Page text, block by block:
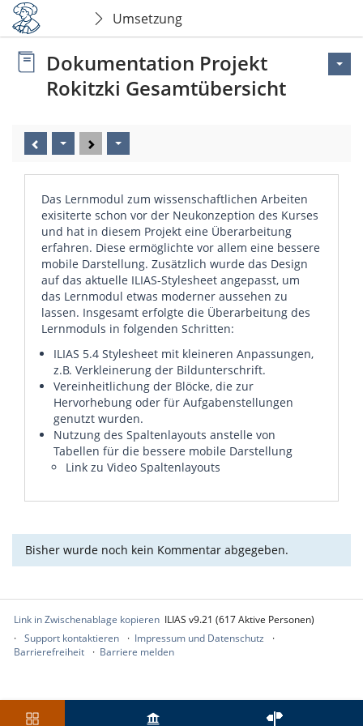
Umsetzung
Dokumentation Projekt
Rokitzki Gesamtübersicht
Das Lernmodul zum wissenschaftlichen Arbeiten
exisiterte schon vor der Neukonzeption des Kurses
und hat in diesem Projekt eine Überarbeitung
erfahren. Diese ermöglichte vor allem eine bessere
mobile Darstellung. Zusätzlich wurde das Design
auf das aktuelle ILIAS-Stylesheet angepasst, um
das Lernmodul etwas moderner aussehen zu
lassen. Insgesamt erfolgte die Überarbeitung des
Lernmoduls in folgenden Schritten:
ILIAS 5.4 Stylesheet mit kleineren Anpassungen,
z.B. Verkleinerung der Bildunterschrift.
Vereinheitlichung der Blöcke, die zur
Hervorhebung oder für Aufgabenstellungen
genutzt wurden.
Nutzung des Spaltenlayouts anstelle von
Tabellen für die bessere mobile Darstellung
Link zu Video Spaltenlayouts
Bisher wurde noch kein Kommentar abgegeben.
Link in Zwischenablage kopieren ILIAS v9.21 (617 Aktive Personen)
Support kontaktieren
Impressum und Datenschutz
Barrierefreiheit
Barriere melden